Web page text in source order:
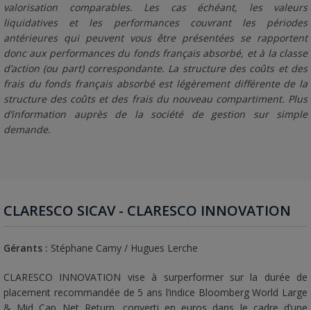
valorisation comparables. Les cas échéant, les valeurs
liquidatives et les performances couvrant les périodes
antérieures qui peuvent vous être présentées se rapportent
donc aux performances du fonds français absorbé, et à la classe
d’action (ou part) correspondante. La structure des coûts et des
frais du fonds français absorbé est légèrement différente de la
structure des coûts et des frais du nouveau compartiment. Plus
d’information auprès de la société de gestion sur simple
demande.
CLARESCO SICAV - CLARESCO INNOVATION
Gérants : Stéphane Camy / Hugues Lerche
CLARESCO INNOVATION vise à surperformer sur la durée de
placement recommandée de 5 ans l’indice Bloomberg World Large